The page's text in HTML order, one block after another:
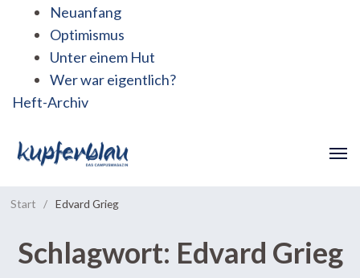
Neuanfang
Optimismus
Unter einem Hut
Wer war eigentlich?
Heft-Archiv
Start / Edvard Grieg
Schlagwort: Edvard Grieg